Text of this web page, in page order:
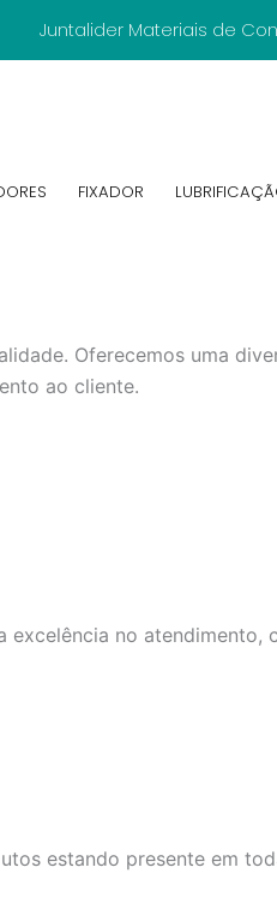
Juntalider Materiais de
FIXADOR
Oferecemos uma
ao cliente.
no
estando presente em